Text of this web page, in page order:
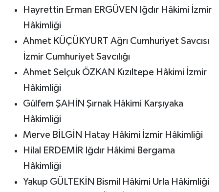
Hayrettin Erman ERGÜVEN Iğdır Hâkimi İzmir
Hâkimliği
Ahmet KÜÇÜKYURT Ağrı Cumhuriyet Savcısı
İzmir Cumhuriyet Savcılığı
Ahmet Selçuk ÖZKAN Kızıltepe Hâkimi İzmir
Hâkimliği
Gülfem ŞAHİN Şırnak Hâkimi Karşıyaka
Hâkimliği
Merve BİLGİN Hatay Hâkimi İzmir Hâkimliği
Hilal ERDEMİR Iğdır Hâkimi Bergama
Hâkimliği
Yakup GÜLTEKİN Bismil Hâkimi Urla Hâkimliği